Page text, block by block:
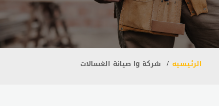
الرئيسيه شركة lg صيانة الغسالات